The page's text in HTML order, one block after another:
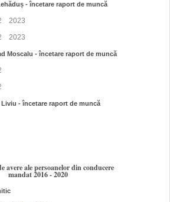
- încetare raport de muncă
2023
2023
Moscalu - încetare raport de muncă
- încetare raport de muncă
avere ale persoanelor din conducere
mandat 2016 - 2020